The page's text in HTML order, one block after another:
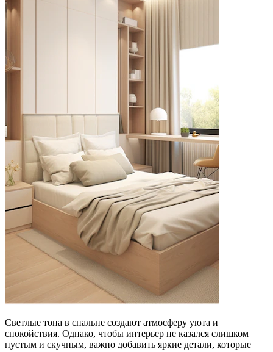
Светлые тона в спальне создают атмосферу уюта и
спокойствия. Однако, чтобы интерьер не казался слишком
пустым и скучным, важно добавить яркие детали, которые